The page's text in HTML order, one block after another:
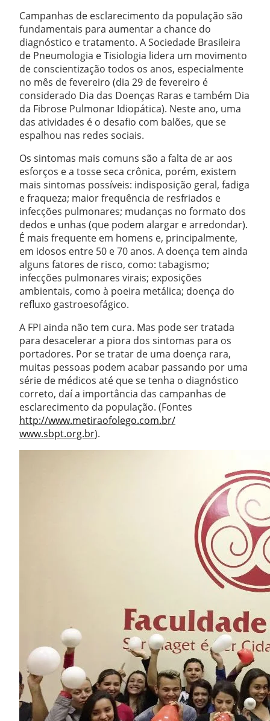
Campanhas de esclarecimento da população são
fundamentais para aumentar a chance do
diagnóstico e tratamento. A Sociedade Brasileira
de Pneumologia e Tisiologia lidera um movimento
de conscientização todos os anos, especialmente
no mês de fevereiro (dia 29 de fevereiro é
considerado Dia das Doenças Raras e também Dia
da Fibrose Pulmonar Idiopática). Neste ano, uma
das atividades é o desafio com balões, que se
espalhou nas redes sociais.
Os sintomas mais comuns são a falta de ar aos
esforços e a tosse seca crônica, porém, existem
mais sintomas possíveis: indisposição geral, fadiga
e fraqueza; maior frequência de resfriados e
infecções pulmonares; mudanças no formato dos
dedos e unhas (que podem alargar e arredondar).
É mais frequente em homens e, principalmente,
em idosos entre 50 e 70 anos. A doença tem ainda
alguns fatores de risco, como: tabagismo;
infecções pulmonares virais; exposições
ambientais, como à poeira metálica; doença do
refluxo gastroesofágico.
A FPI ainda não tem cura. Mas pode ser tratada
para desacelerar a piora dos sintomas para os
portadores. Por se tratar de uma doença rara,
muitas pessoas podem acabar passando por uma
série de médicos até que se tenha o diagnóstico
correto, daí a importância das campanhas de
esclarecimento da população. (Fontes
http://www.metiraofolego.com.br/
www.sbpt.org.br).